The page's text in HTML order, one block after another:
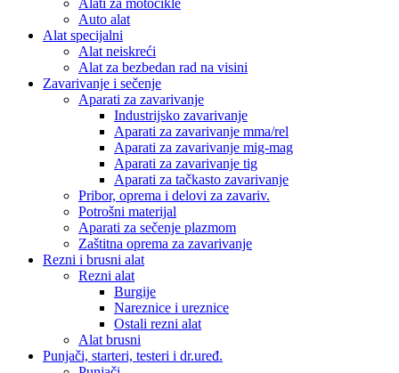
Alati za motocikle
Auto alat
Alat specijalni
Alat neiskreći
Alat za bezbedan rad na visini
Zavarivanje i sečenje
Aparati za zavarivanje
Industrijsko zavarivanje
Aparati za zavarivanje mma/rel
Aparati za zavarivanje mig-mag
Aparati za zavarivanje tig
Aparati za tačkasto zavarivanje
Pribor, oprema i delovi za zavariv.
Potrošni materijal
Aparati za sečenje plazmom
Zaštitna oprema za zavarivanje
Rezni i brusni alat
Rezni alat
Burgije
Nareznice i ureznice
Ostali rezni alat
Alat brusni
Punjači, starteri, testeri i dr.uređ.